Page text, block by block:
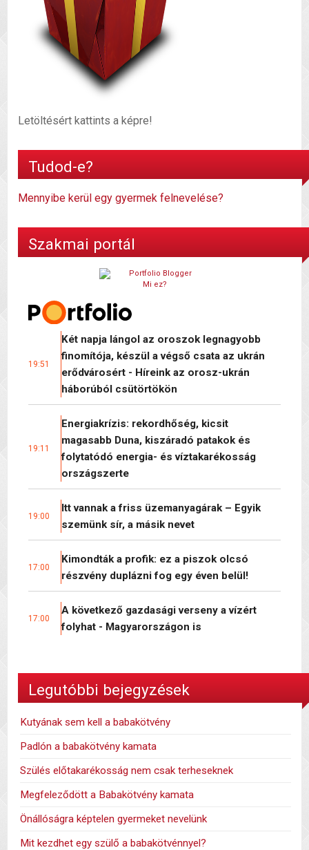
Letöltésért kattints a képre!
Tudod-e?
Mennyibe kerül egy gyermek felnevelése?
Szakmai portál
Mi ez?
19:51
Két napja lángol az oroszok legnagyobb
finomítója, készül a végső csata az ukrán
erődvárosért - Híreink az orosz-ukrán
háborúból csütörtökön
19:11
Energiakrízis: rekordhőség, kicsit
magasabb Duna, kiszáradó patakok és
folytatódó energia- és víztakarékosság
országszerte
19:00
Itt vannak a friss üzemanyagárak – Egyik
szemünk sír, a másik nevet
17:00
Kimondták a profik: ez a piszok olcsó
részvény duplázni fog egy éven belül!
17:00
A következő gazdasági verseny a vízért
folyhat - Magyarországon is
Legutóbbi bejegyzések
Kutyának sem kell a babakötvény
Padlón a babakötvény kamata
Szülés előtakarékosság nem csak terheseknek
Megfeleződött a Babakötvény kamata
Önállóságra képtelen gyermeket nevelünk
Mit kezdhet egy szülő a babakötvénnyel?